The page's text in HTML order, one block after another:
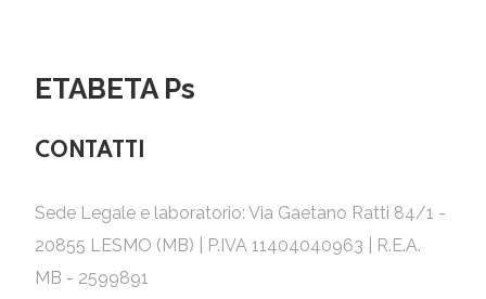
ETABETA Ps
CONTATTI
Sede Legale e laboratorio: Via Gaetano Ratti 84/1 -
20855 LESMO (MB) | P.IVA 11404040963 | R.E.A.
MB - 2599891